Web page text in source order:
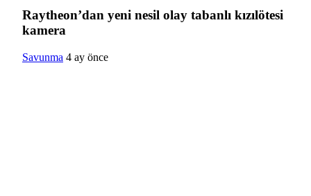
Raytheon’dan yeni nesil olay tabanlı kızılötesi
kamera
Savunma 4 ay önce